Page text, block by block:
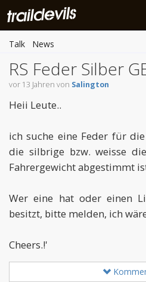
Talk News
RS Feder Silber
vor 13 Jahren von Salington
Heii Leute..
ich suche eine Feder für
die silbrige bzw. weisse
Fahrergewicht abgestimmt
Wer eine hat oder einen
besitzt, bitte melden, ich
Cheers.!'